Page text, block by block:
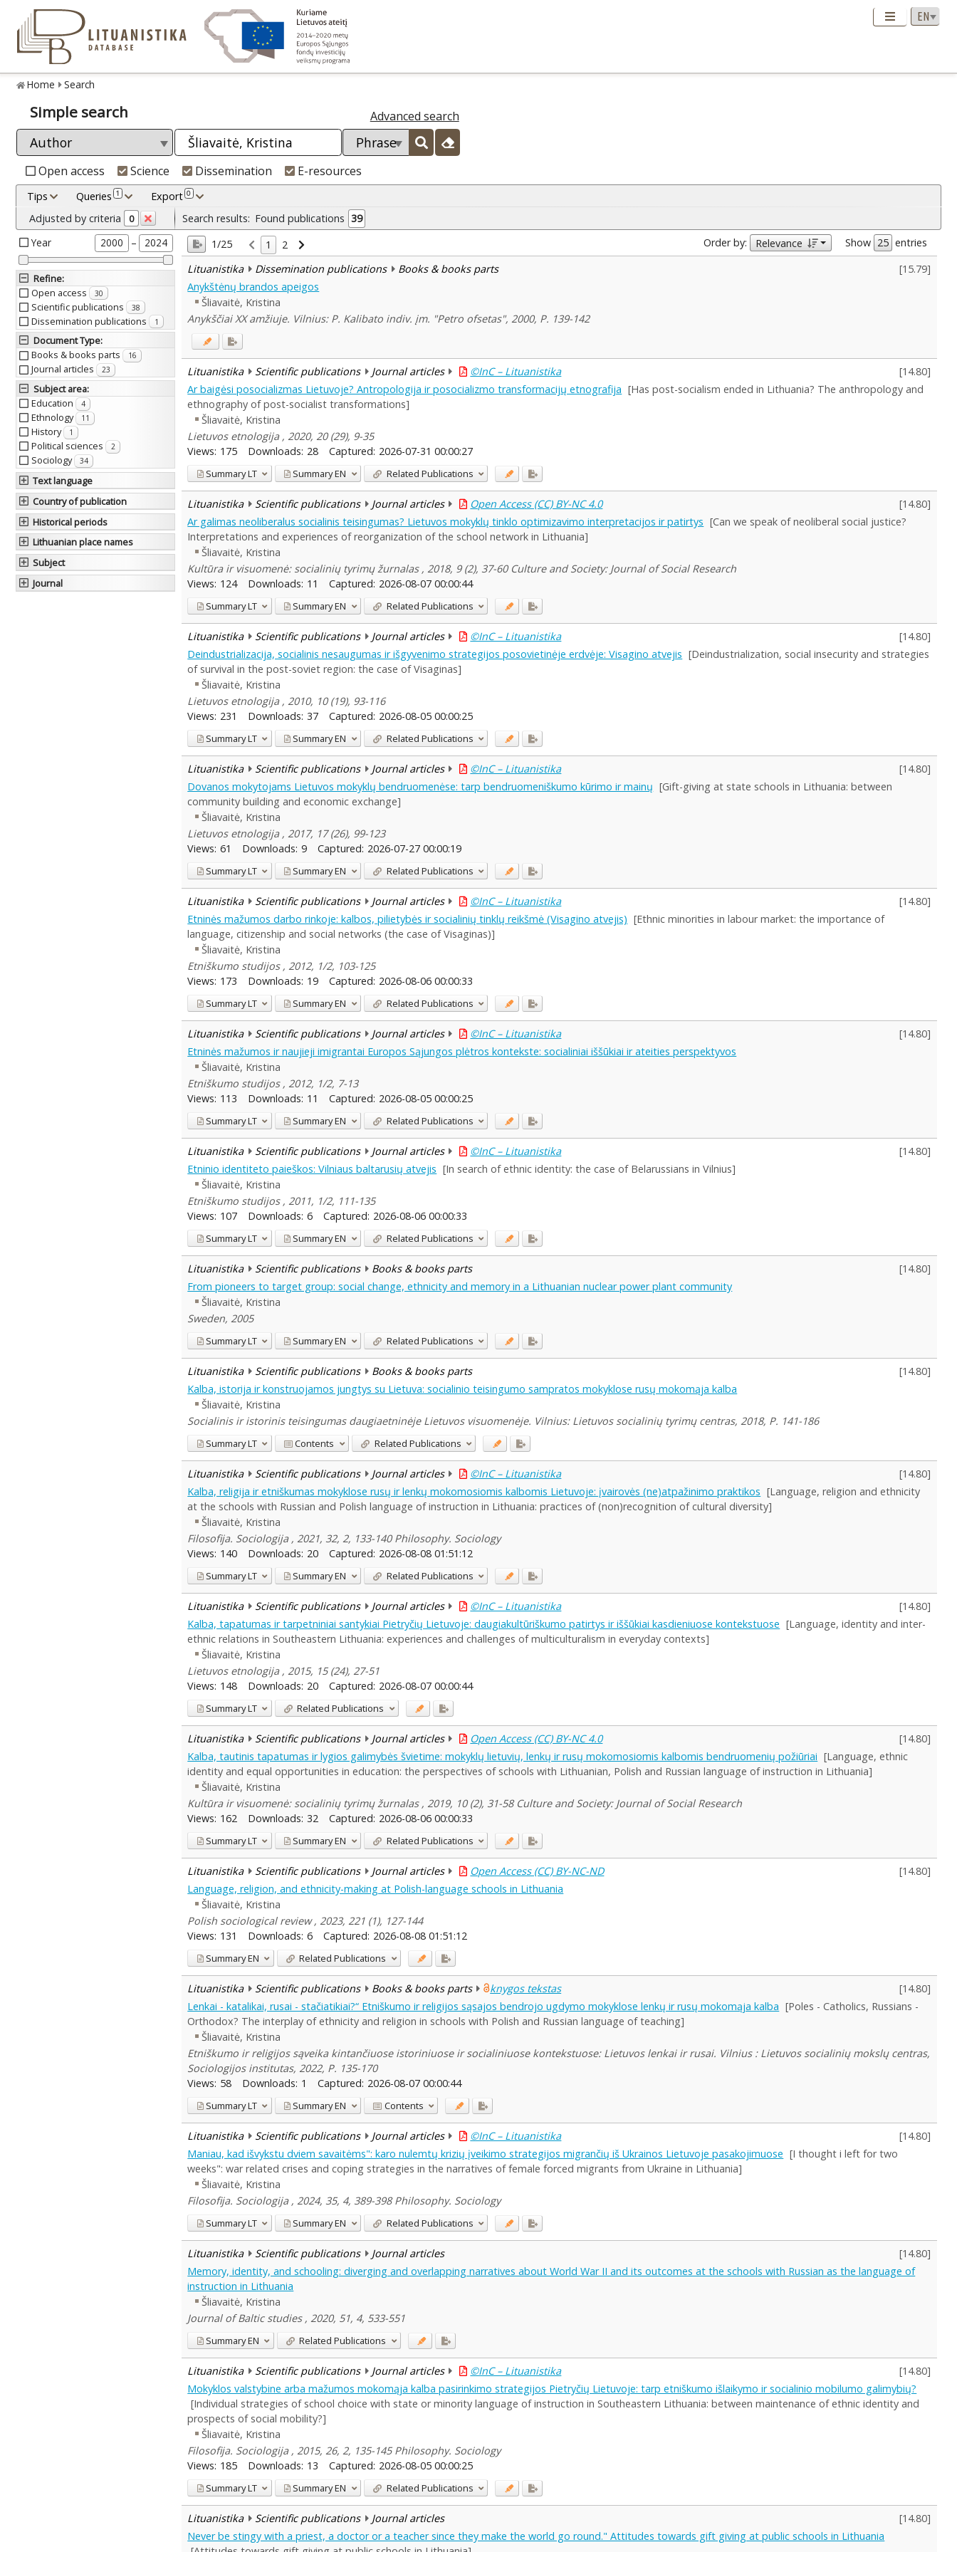
Home Search
Simple search Advanced search
Open access Science Dissemination E-resources
Tips Queries 1 Export 0
Adjusted by criteria 0
Year 2000 – 2024
Refine:
Open access
30
Scientific publications 38
Dissemination publications 1
Document Type:
Books & books parts
16
Journal articles 23
Subject area:
Education
4
Ethnology 11
History 1
Political sciences 2
Sociology 34
Text language
Country of publication
Historical periods
Lithuanian place names
Subject
Journal
Search results: Found publications 39
1/25
1 2 Order by: Relevance Show
entries
Lituanistika
Dissemination publications Books & books parts [15.79]
Anykštėnų brandos apeigos
Šliavaitė, Kristina
Anykščiai XX amžiuje. Vilnius: P. Kalibato indiv. įm. "Petro ofsetas", 2000, P. 139-142
Lituanistika Scientific publications Journal articles ©InC – Lituanistika [14.80]
Ar baigėsi posocializmas Lietuvoje? Antropologija ir posocializmo transformacijų etnografija [Has post-socialism ended in Lithuania? The anthropology and
ethnography of post-socialist transformations]
Šliavaitė, Kristina
Lietuvos etnologija , 2020, 20 (29), 9-35
Views: 175 Downloads: 28 Captured: 2026-07-31 00:00:27
SummaryLT SummaryEN Related Publications
Lituanistika Scientific publications Journal articles Open Access (CC) BY-NC 4.0 [14.80]
Ar galimas neoliberalus socialinis teisingumas? Lietuvos mokyklų tinklo optimizavimo interpretacijos ir patirtys [Can we speak of neoliberal social justice?
Interpretations and experiences of reorganization of the school network in Lithuania]
Šliavaitė, Kristina
Kultūra ir visuomenė: socialinių tyrimų žurnalas , 2018, 9 (2), 37-60 Culture and Society: Journal of Social Research
Views: 124 Downloads: 11 Captured: 2026-08-07 00:00:44
SummaryLT SummaryEN Related Publications
Lituanistika Scientific publications Journal articles ©InC – Lituanistika [14.80]
Deindustrializacija, socialinis nesaugumas ir išgyvenimo strategijos posovietinėje erdvėje: Visagino atvejis [Deindustrialization, social insecurity and strategies
of survival in the post-soviet region: the case of Visaginas]
Šliavaitė, Kristina
Lietuvos etnologija , 2010, 10 (19), 93-116
Views: 231 Downloads: 37 Captured: 2026-08-05 00:00:25
SummaryLT SummaryEN Related Publications
Lituanistika Scientific publications Journal articles ©InC – Lituanistika [14.80]
Dovanos mokytojams Lietuvos mokyklų bendruomenėse: tarp bendruomeniškumo kūrimo ir mainų [Gift-giving at state schools in Lithuania: between
community building and economic exchange]
Šliavaitė, Kristina
Lietuvos etnologija , 2017, 17 (26), 99-123
Views: 61 Downloads: 9 Captured: 2026-07-27 00:00:19
SummaryLT SummaryEN Related Publications
Lituanistika Scientific publications Journal articles ©InC – Lituanistika [14.80]
Etninės mažumos darbo rinkoje: kalbos, pilietybės ir socialinių tinklų reikšmė (Visagino atvejis) [Ethnic minorities in labour market: the importance of
language, citizenship and social networks (the case of Visaginas)]
Šliavaitė, Kristina
Etniškumo studijos , 2012, 1/2, 103-125
Views: 173 Downloads: 19 Captured: 2026-08-06 00:00:33
SummaryLT SummaryEN Related Publications
Lituanistika Scientific publications Journal articles ©InC – Lituanistika [14.80]
Etninės mažumos ir naujieji imigrantai Europos Sąjungos plėtros kontekste: socialiniai iššūkiai ir ateities perspektyvos
Šliavaitė, Kristina
Etniškumo studijos , 2012, 1/2, 7-13
Views: 113 Downloads: 11 Captured: 2026-08-05 00:00:25
SummaryLT SummaryEN Related Publications
Lituanistika Scientific publications Journal articles ©InC – Lituanistika [14.80]
Etninio identiteto paieškos: Vilniaus baltarusių atvejis [In search of ethnic identity: the case of Belarussians in Vilnius]
Šliavaitė, Kristina
Etniškumo studijos , 2011, 1/2, 111-135
Views: 107 Downloads: 6 Captured: 2026-08-06 00:00:33
SummaryLT SummaryEN Related Publications
Lituanistika Scientific publications Books & books parts [14.80]
From pioneers to target group: social change, ethnicity and memory in a Lithuanian nuclear power plant community
Šliavaitė, Kristina
Sweden, 2005
SummaryLT SummaryEN Related Publications
Lituanistika Scientific publications Books & books parts [14.80]
Kalba, istorija ir konstruojamos jungtys su Lietuva: socialinio teisingumo sampratos mokyklose rusų mokomąja kalba
Šliavaitė, Kristina
Socialinis ir istorinis teisingumas daugiaetninėje Lietuvos visuomenėje. Vilnius: Lietuvos socialinių tyrimų centras, 2018, P. 141-186
SummaryLT Contents Related Publications
Lituanistika Scientific publications Journal articles ©InC – Lituanistika [14.80]
Kalba, religija ir etniškumas mokyklose rusų ir lenkų mokomosiomis kalbomis Lietuvoje: įvairovės (ne)atpažinimo praktikos [Language, religion and ethnicity
at the schools with Russian and Polish language of instruction in Lithuania: practices of (non)recognition of cultural diversity]
Šliavaitė, Kristina
Filosofija. Sociologija , 2021, 32, 2, 133-140 Philosophy. Sociology
Views: 140 Downloads: 20 Captured: 2026-08-08 01:51:12
SummaryLT SummaryEN Related Publications
Lituanistika Scientific publications Journal articles ©InC – Lituanistika [14.80]
Kalba, tapatumas ir tarpetniniai santykiai Pietryčių Lietuvoje: daugiakultūriškumo patirtys ir iššūkiai kasdieniuose kontekstuose [Language, identity and inter-
ethnic relations in Southeastern Lithuania: experiences and challenges of multiculturalism in everyday contexts]
Šliavaitė, Kristina
Lietuvos etnologija , 2015, 15 (24), 27-51
Views: 148 Downloads: 20 Captured: 2026-08-07 00:00:44
SummaryLT Related Publications
Lituanistika Scientific publications Journal articles Open Access (CC) BY-NC 4.0 [14.80]
Kalba, tautinis tapatumas ir lygios galimybės švietime: mokyklų lietuvių, lenkų ir rusų mokomosiomis kalbomis bendruomenių požiūriai [Language, ethnic
identity and equal opportunities in education: the perspectives of schools with Lithuanian, Polish and Russian language of instruction in Lithuania]
Šliavaitė, Kristina
Kultūra ir visuomenė: socialinių tyrimų žurnalas , 2019, 10 (2), 31-58 Culture and Society: Journal of Social Research
Views: 162 Downloads: 32 Captured: 2026-08-06 00:00:33
SummaryLT SummaryEN Related Publications
Lituanistika Scientific publications Journal articles Open Access (CC) BY-NC-ND [14.80]
Language, religion, and ethnicity-making at Polish-language schools in Lithuania
Šliavaitė, Kristina
Polish sociological review , 2023, 221 (1), 127-144
Views: 131 Downloads: 6 Captured: 2026-08-08 01:51:12
SummaryEN Related Publications
Lituanistika Scientific publications Books & books parts knygos tekstas [14.80]
Lenkai - katalikai, rusai - stačiatikiai?“ Etniškumo ir religijos sąsajos bendrojo ugdymo mokyklose lenkų ir rusų mokomąja kalba [Poles - Catholics, Russians -
Orthodox? The interplay of ethnicity and religion in schools with Polish and Russian language of teaching]
Šliavaitė, Kristina
Etniškumo ir religijos sąveika kintančiuose istoriniuose ir socialiniuose kontekstuose: Lietuvos lenkai ir rusai. Vilnius : Lietuvos socialinių mokslų centras,
Sociologijos institutas, 2022, P. 135-170
Views: 58 Downloads: 1 Captured: 2026-08-07 00:00:44
SummaryLT SummaryEN Contents
Lituanistika Scientific publications Journal articles ©InC – Lituanistika [14.80]
Maniau, kad išvykstu dviem savaitėms": karo nulemtų krizių įveikimo strategijos migrančių iš Ukrainos Lietuvoje pasakojimuose [I thought i left for two
weeks": war related crises and coping strategies in the narratives of female forced migrants from Ukraine in Lithuania]
Šliavaitė, Kristina
Filosofija. Sociologija , 2024, 35, 4, 389-398 Philosophy. Sociology
SummaryLT SummaryEN Related Publications
Lituanistika Scientific publications Journal articles [14.80]
Memory, identity, and schooling: diverging and overlapping narratives about World War II and its outcomes at the schools with Russian as the language of
instruction in Lithuania
Šliavaitė, Kristina
Journal of Baltic studies , 2020, 51, 4, 533-551
SummaryEN Related Publications
Lituanistika Scientific publications Journal articles ©InC – Lituanistika [14.80]
Mokyklos valstybine arba mažumos mokomąja kalba pasirinkimo strategijos Pietryčių Lietuvoje: tarp etniškumo išlaikymo ir socialinio mobilumo galimybių?
[Individual strategies of school choice with state or minority language of instruction in Southeastern Lithuania: between maintenance of ethnic identity and
prospects of social mobility?]
Šliavaitė, Kristina
Filosofija. Sociologija , 2015, 26, 2, 135-145 Philosophy. Sociology
Views: 185 Downloads: 13 Captured: 2026-08-05 00:00:25
SummaryLT SummaryEN Related Publications
Lituanistika Scientific publications Journal articles [14.80]
Never be stingy with a priest, a doctor or a teacher since they make the world go round." Attitudes towards gift giving at public schools in Lithuania